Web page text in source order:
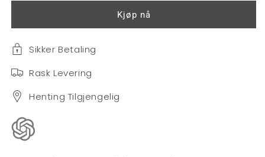
Cleansing
Cleansing
Kjøp nå
Sikker Betaling
Rask Levering
Henting Tilgjengelig